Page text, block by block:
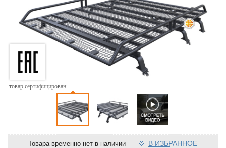
товар сертифицирован
Товара временно нет в наличии В ИЗБРАННОЕ